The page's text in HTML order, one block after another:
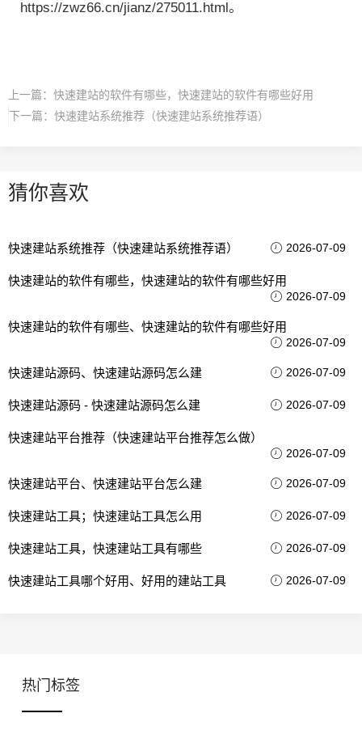
https://zwz66.cn/jianz/275011.html。
上一篇： 快速建站的软件有哪些，快速建站的软件有哪些好用
下一篇： 快速建站系统推荐（快速建站系统推荐语）
猜你喜欢
快速建站系统推荐（快速建站系统推荐语） 2026-07-09
快速建站的软件有哪些，快速建站的软件有哪些好用
2026-07-09
快速建站的软件有哪些、快速建站的软件有哪些好用
2026-07-09
快速建站源码、快速建站源码怎么建 2026-07-09
快速建站源码 - 快速建站源码怎么建 2026-07-09
快速建站平台推荐（快速建站平台推荐怎么做）
2026-07-09
快速建站平台、快速建站平台怎么建 2026-07-09
快速建站工具；快速建站工具怎么用 2026-07-09
快速建站工具，快速建站工具有哪些 2026-07-09
快速建站工具哪个好用、好用的建站工具 2026-07-09
热门标签